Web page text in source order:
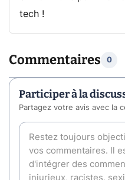
tech !
Commentaires 0
Participer à la
Partagez votre avis avec la